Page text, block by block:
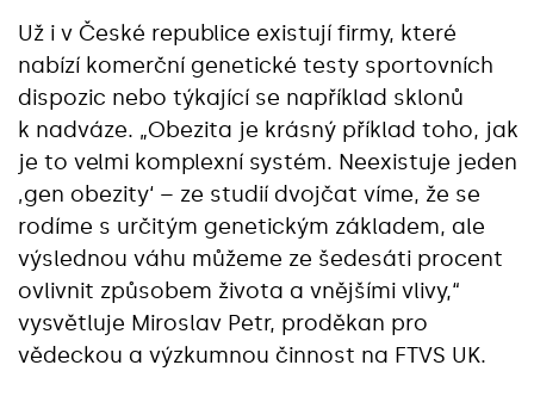
Už i v České republice existují firmy, které
nabízí komerční genetické testy sportovních
dispozic nebo týkající se například sklonů
k nadváze. „Obezita je krásný příklad toho, jak
je to velmi komplexní systém. Neexistuje jeden
‚gen obezity‘ – ze studií dvojčat víme, že se
rodíme s určitým genetickým základem, ale
výslednou váhu můžeme ze šedesáti procent
ovlivnit způsobem života a vnějšími vlivy,“
vysvětluje Miroslav Petr, proděkan pro
vědeckou a výzkumnou činnost na FTVS UK.